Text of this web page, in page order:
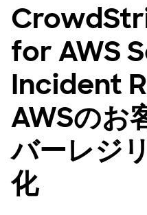
for AWS
Incident
AWSのお
バーレジ
化